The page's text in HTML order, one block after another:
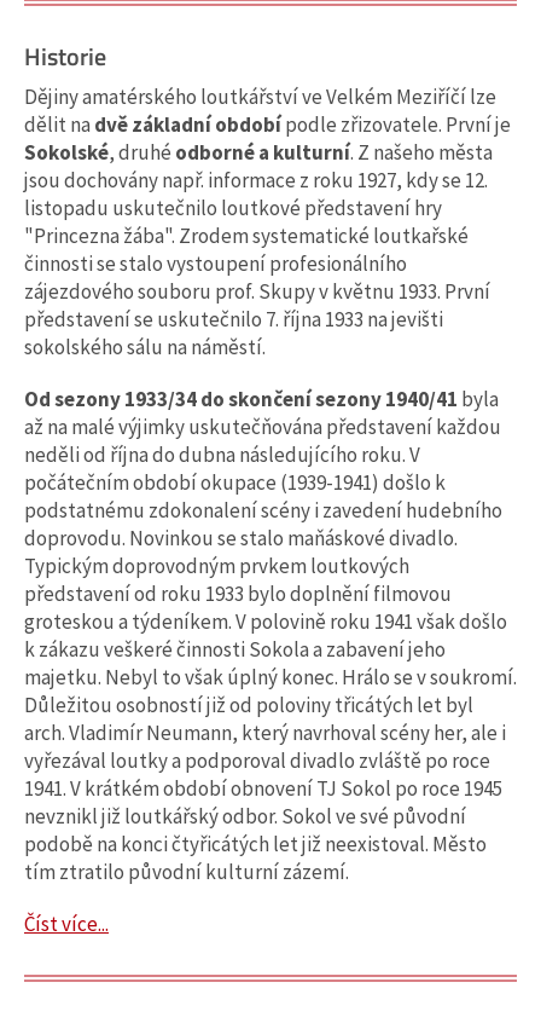
Historie
Dějiny amatérského loutkářství ve Velkém Meziříčí lze
dělit na dvě základní obdobípodle zřizovatele. První je
Sokolské, druhé odborné a kulturní. Z našeho města
jsou dochovány např. informace z roku 1927, kdy se 12.
listopadu uskutečnilo loutkové představení hry
"Princezna žába". Zrodem systematické loutkařské
činnosti se stalo vystoupení profesionálního
zájezdového souboru prof. Skupy v květnu 1933. První
představení se uskutečnilo 7. října 1933 na jevišti
sokolského sálu na náměstí.
Od sezony 1933/34do skončení sezony 1940/41 byla
až na malé výjimky uskutečňována představení každou
neděli od října do dubna následujícího roku. V
počátečním období okupace (1939-1941) došlo k
podstatnému zdokonalení scény i zavedení hudebního
doprovodu. Novinkou se stalo maňáskové divadlo.
Typickým doprovodným prvkem loutkových
představení od roku 1933 bylo doplnění filmovou
groteskou a týdeníkem. V polovině roku 1941 však došlo
k zákazu veškeré činnosti Sokola a zabavení jeho
majetku. Nebyl to však úplný konec. Hrálo se v soukromí.
Důležitou osobností již od poloviny třicátých let byl
arch. Vladimír Neumann, který navrhoval scény her, ale i
vyřezával loutky a podporoval divadlo zvláště po roce
1941. V krátkém období obnovení TJ Sokol po roce 1945
nevznikl již loutkářský odbor. Sokol ve své původní
podobě na konci čtyřicátých let již neexistoval. Město
tím ztratilo původní kulturní zázemí.
Číst více...